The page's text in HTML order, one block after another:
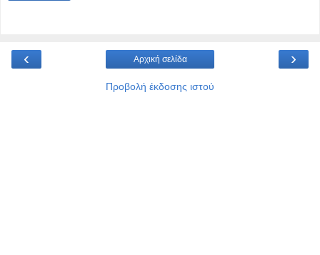
‹ ›
Αρχική σελίδα
Προβολή έκδοσης ιστού